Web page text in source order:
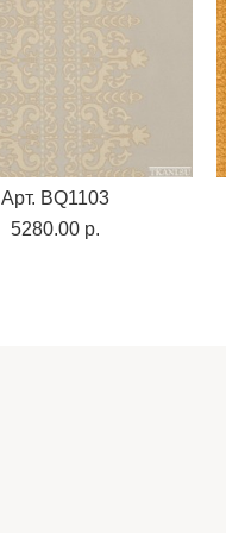
Арт. BQ1103
5280.00 p.